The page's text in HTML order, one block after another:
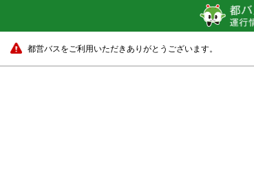
都営バスをご利用いただきありがとうございます。